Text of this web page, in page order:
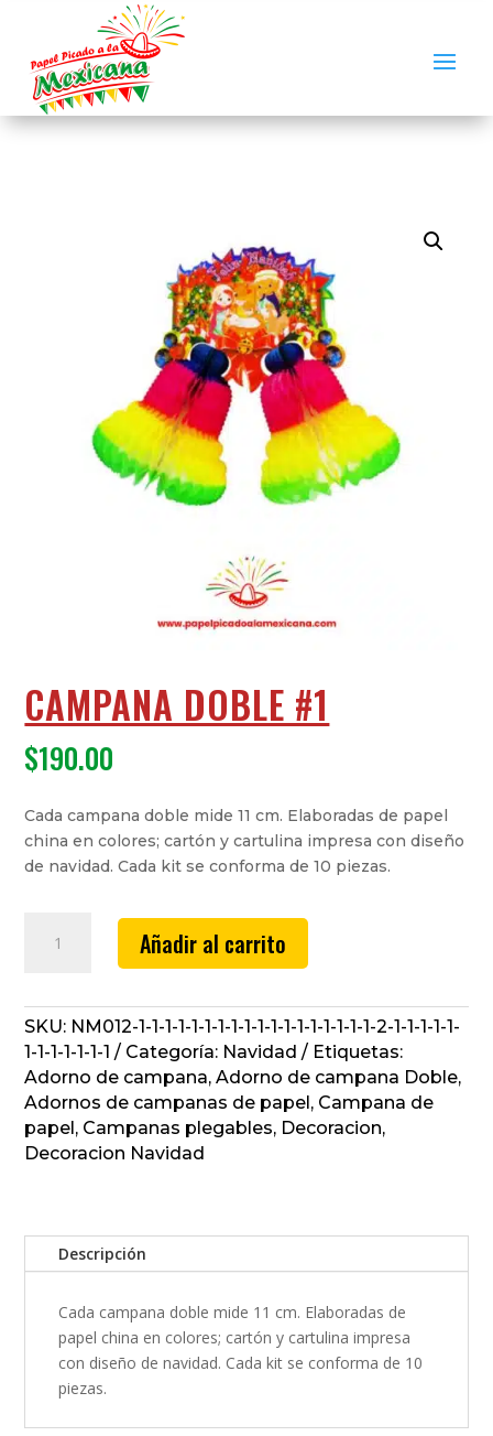
CAMPANA DOBLE #1
$190.00
Cada campana doble mide 11 cm. Elaboradas de papel
china en colores; cartón y cartulina impresa con diseño
de navidad. Cada kit se conforma de 10 piezas.
Doble
Añadir al carrito
SKU: NM012-1-1-1-1-1-1-1-1-1-1-1-1-1-1-1-1-1-1-2-1-1-1-1-1-
1-1-1-1-1-1-1
Categoría: Navidad
Etiquetas:
Adorno de campana,Adorno de campana Doble,
Adornos de campanas de papel , Campana de
papel , Campanas plegables, Decoracion,
Decoracion Navidad
Descripción
Cada campana doble mide 11 cm. Elaboradas de
papel china en colores; cartón y cartulina impresa
con diseño de navidad. Cada kit se conforma de 10
piezas.